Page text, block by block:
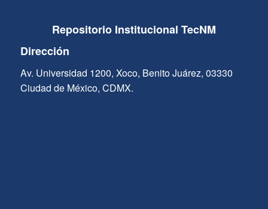
Repositorio Institucional TecNM
Dirección
Av. Universidad 1200, Xoco, Benito Juárez, 03330
Ciudad de México, CDMX.